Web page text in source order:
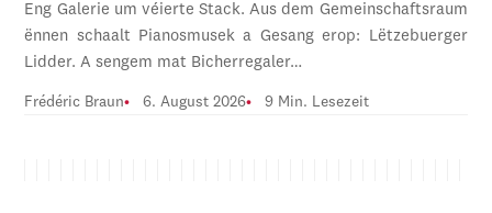
Eng Galerie um véierte Stack. Aus dem Gemeinschaftsraum
ënnen schaalt Pianosmusek a Gesang erop: Lëtzebuerger
Lidder. A sengem mat Bicherregaler…
Frédéric Braun 6. August 2026 9 Min. Lesezeit